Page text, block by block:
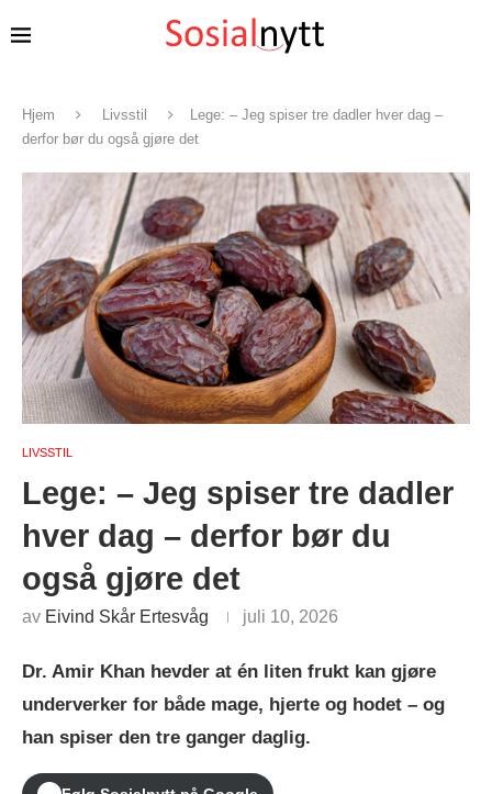
Hjem Livsstil
Lege: – Jeg spiser tre dadler hver dag –
derfor bør du også gjøre det
LIVSSTIL
Lege: – Jeg spiser tre dadler
hver dag – derfor bør du
også gjøre det
av Eivind Skår Ertesvåg juli 10, 2026
Dr. Amir Khan hevder at én liten frukt kan gjøre
underverker for både mage, hjerte og hodet – og
han spiser den tre ganger daglig.